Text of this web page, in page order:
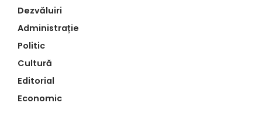
Dezvăluiri
Administrație
Politic
Cultură
Editorial
Economic